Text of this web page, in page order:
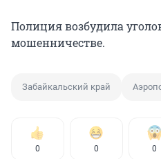
Полиция возбудила
мошенничестве.
Забайкальский край
0 0 0